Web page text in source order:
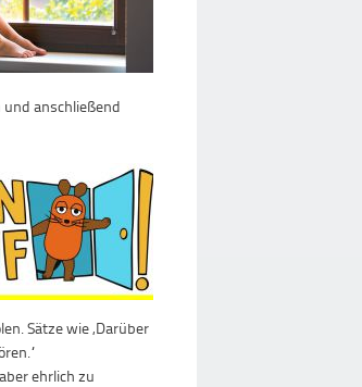
anschließend
Sätze wie ‚Darüber
ehrlich zu